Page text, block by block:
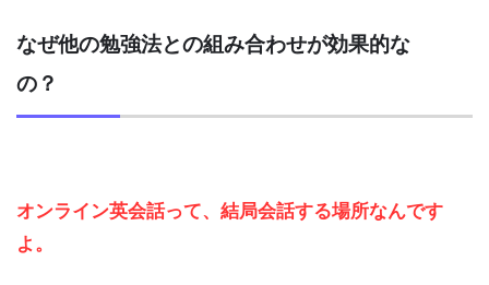
なぜ他の勉強法との組み合わせが効果的な
の？
オンライン英会話って、結局会話する場所なんです
よ。